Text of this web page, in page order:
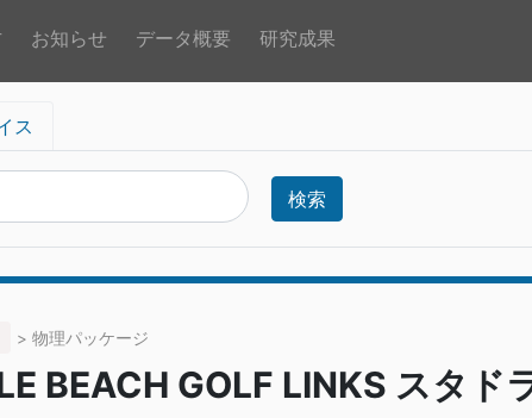
お知らせ データ概要 研究成果
ス
検索
> 物理パッケージ
BEACH GOLF LINKS スタド